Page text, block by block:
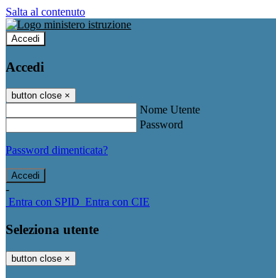
Salta al contenuto
Accedi
Accedi
button close ×
Nome Utente
Password
Password dimenticata?
-
Entra con SPID Entra con CIE
Seleziona utente
button close ×